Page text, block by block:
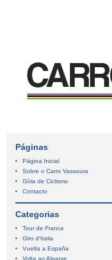
Páginas
Página Inicial
Sobre o Carro Vassoura
Gíria de Ciclismo
Contacto
Categorias
Tour de France
Giro d'Italia
Vuelta a España
Volta ao Algarve